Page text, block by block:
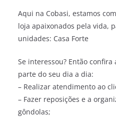
Aqui na Cobasi, estamos
loja apaixonados pela vida,
unidades: Casa Forte
Se interessou? Então
parte do seu dia a dia:
– Realizar atendimento ao
– Fazer reposições e a
gôndolas;